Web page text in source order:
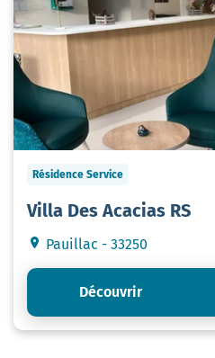
Résidence Service
Villa Des Acacias RS
Pauillac - 33250
Découvrir